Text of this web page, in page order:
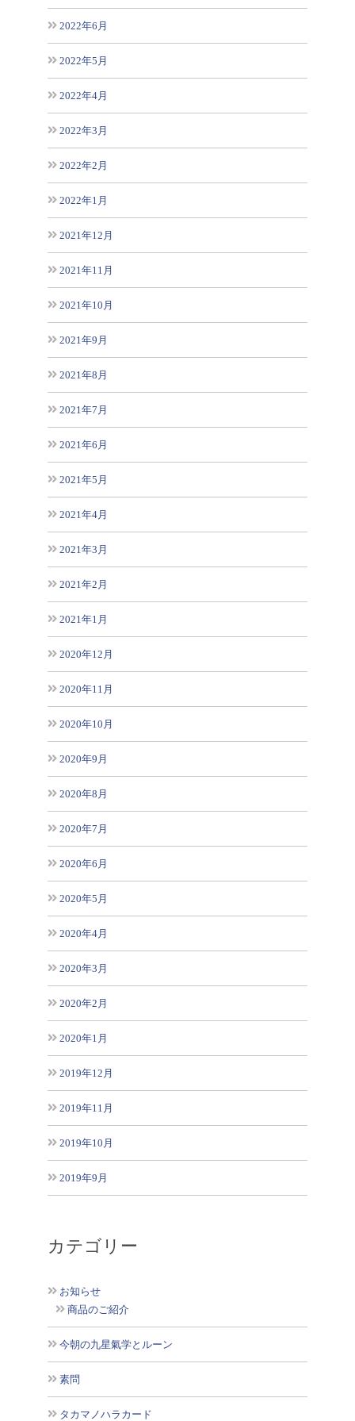
2022年6月
2022年5月
2022年4月
2022年3月
2022年2月
2022年1月
2021年12月
2021年11月
2021年10月
2021年9月
2021年8月
2021年7月
2021年6月
2021年5月
2021年4月
2021年3月
2021年2月
2021年1月
2020年12月
2020年11月
2020年10月
2020年9月
2020年8月
2020年7月
2020年6月
2020年5月
2020年4月
2020年3月
2020年2月
2020年1月
2019年12月
2019年11月
2019年10月
2019年9月
カテゴリー
お知らせ
商品のご紹介
今朝の九星氣学とルーン
素問
タカマノハラカード